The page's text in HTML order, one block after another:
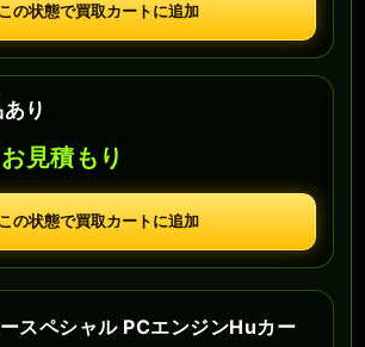
この状態で買取カートに追加
り
見積もり
この状態で買取カートに追加
スペシャル PCエンジンHuカー